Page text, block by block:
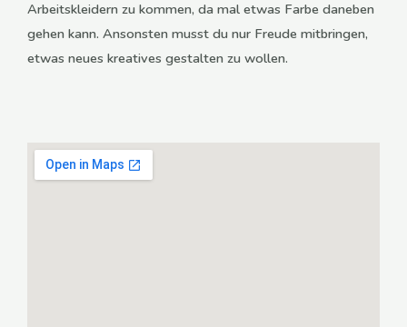
Arbeitskleidern zu kommen, da mal etwas Farbe daneben
gehen kann. Ansonsten musst du nur Freude mitbringen,
etwas neues kreatives gestalten zu wollen.